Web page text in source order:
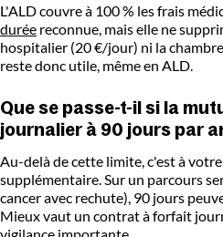
L'ALD couvre à 100 % les frais
durée reconnue, mais elle ne
hospitalier (20 €/jour) ni la
reste donc utile, même en ALD.
Que se passe-t-il si la
journalier à 90 jours par
Au-delà de cette limite, c'est à
supplémentaire. Sur un parcours
cancer avec rechute), 90 jours
Mieux vaut un contrat à forfait